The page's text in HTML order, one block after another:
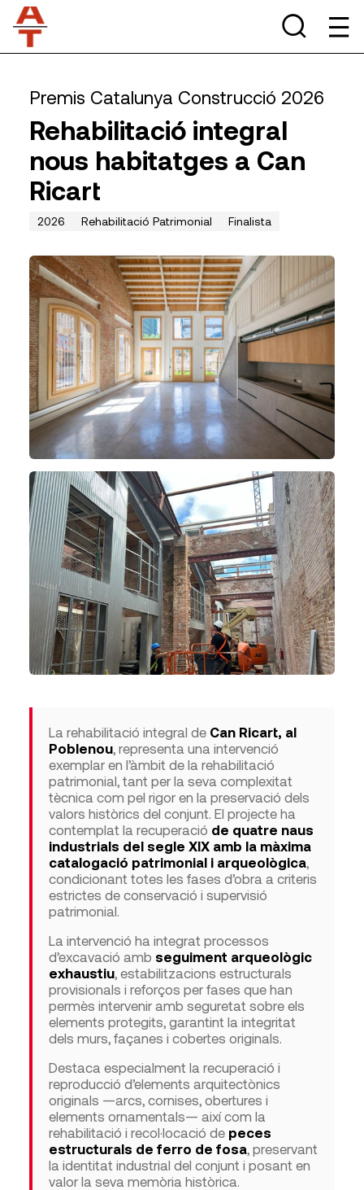
Premis Catalunya Construcció 2026
Rehabilitació integral
nous habitatges a Can
Ricart
2026 Rehabilitació Patrimonial Finalista
La rehabilitació integral de Can Ricart, al
Poblenou, representa una intervenció
exemplar en l’àmbit de la rehabilitació
patrimonial, tant per la seva complexitat
tècnica com pel rigor en la preservació dels
valors històrics del conjunt. El projecte ha
contemplat la recuperació de quatre naus
industrials del segle XIX amb la màxima
catalogació patrimonial i arqueològica,
condicionant totes les fases d’obra a criteris
estrictes de conservació i supervisió
patrimonial.
La intervenció ha integrat processos
d’excavació amb seguiment arqueològic
exhaustiu, estabilitzacions estructurals
provisionals i reforços per fases que han
permès intervenir amb seguretat sobre els
elements protegits, garantint la integritat
dels murs, façanes i cobertes originals.
Destaca especialment la recuperació i
reproducció d’elements arquitectònics
originals —arcs, cornises, obertures i
elements ornamentals— així com la
rehabilitació i recol·locació de peces
estructurals de ferro de fosa, preservant
la identitat industrial del conjunt i posant en
valor la seva memòria històrica.